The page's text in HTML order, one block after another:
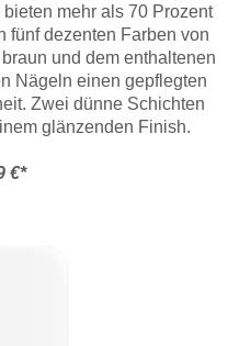
mehr als 70 Prozent
fünf dezenten Farben von
und dem enthaltenen
Nägeln einen gepflegten
Zwei dünne Schichten
glänzenden Finish.
€*